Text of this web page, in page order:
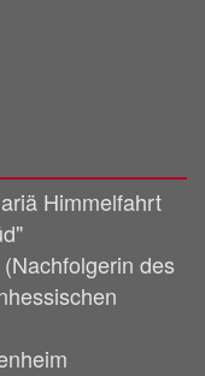
Himmelfahrt
des